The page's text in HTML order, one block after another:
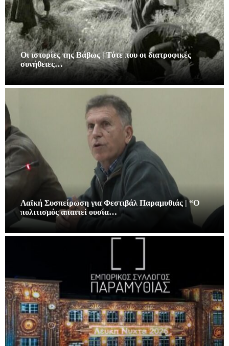
Οι ιστορίες της Βάβως | Τότε που οι διατροφικές
συνήθειες…
Λαϊκή Συσπείρωση για Φεστιβάλ Παραμυθιάς | “Ο
πολιτισμός απαιτεί ουσία…